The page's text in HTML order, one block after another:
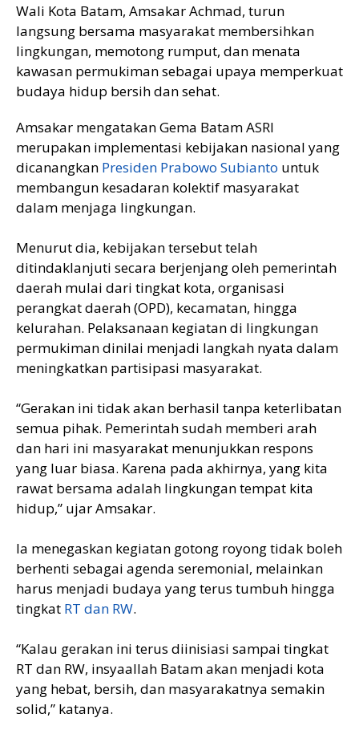
Wali Kota Batam, Amsakar Achmad, turun
langsung bersama masyarakat membersihkan
lingkungan, memotong rumput, dan menata
kawasan permukiman sebagai upaya memperkuat
budaya hidup bersih dan sehat.
Amsakar mengatakan Gema Batam ASRI
merupakan implementasi kebijakan nasional yang
dicanangkan Presiden Prabowo Subianto untuk
membangun kesadaran kolektif masyarakat
dalam menjaga lingkungan.
Menurut dia, kebijakan tersebut telah
ditindaklanjuti secara berjenjang oleh pemerintah
daerah mulai dari tingkat kota, organisasi
perangkat daerah (OPD), kecamatan, hingga
kelurahan. Pelaksanaan kegiatan di lingkungan
permukiman dinilai menjadi langkah nyata dalam
meningkatkan partisipasi masyarakat.
“Gerakan ini tidak akan berhasil tanpa keterlibatan
semua pihak. Pemerintah sudah memberi arah
dan hari ini masyarakat menunjukkan respons
yang luar biasa. Karena pada akhirnya, yang kita
rawat bersama adalah lingkungan tempat kita
hidup,” ujar Amsakar.
Ia menegaskan kegiatan gotong royong tidak boleh
berhenti sebagai agenda seremonial, melainkan
harus menjadi budaya yang terus tumbuh hingga
tingkat RT dan RW.
“Kalau gerakan ini terus diinisiasi sampai tingkat
RT dan RW, insyaallah Batam akan menjadi kota
yang hebat, bersih, dan masyarakatnya semakin
solid,” katanya.